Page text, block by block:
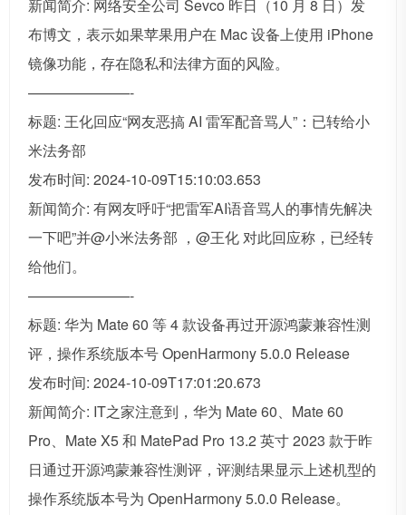
新闻简介: 网络安全公司 Sevco 昨日（10 月 8 日）发
布博文，表示如果苹果用户在 Mac 设备上使用 iPhone
镜像功能，存在隐私和法律方面的风险。
———————-
标题: 王化回应“网友恶搞 AI 雷军配音骂人”：已转给小
米法务部
发布时间: 2024-10-09T15:10:03.653
新闻简介: 有网友呼吁“把雷军AI语音骂人的事情先解决
一下吧”并@小米法务部 ，@王化 对此回应称，已经转
给他们。
———————-
标题: 华为 Mate 60 等 4 款设备再过开源鸿蒙兼容性测
评，操作系统版本号 OpenHarmony 5.0.0 Release
发布时间: 2024-10-09T17:01:20.673
新闻简介: IT之家注意到，华为 Mate 60、Mate 60
Pro、Mate X5 和 MatePad Pro 13.2 英寸 2023 款于昨
日通过开源鸿蒙兼容性测评，评测结果显示上述机型的
操作系统版本号为 OpenHarmony 5.0.0 Release。